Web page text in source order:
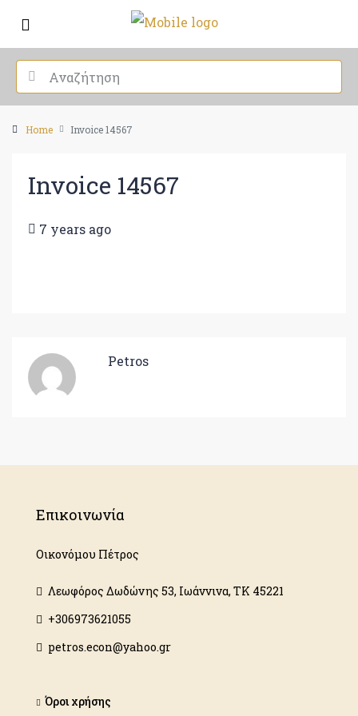
Home Invoice 14567
Invoice 14567
7 years ago
Petros
Επικοινωνία
Οικονόμου Πέτρος
Λεωφόρος Δωδώνης 53, Ιωάννινα, ΤΚ 45221
+306973621055
petros.econ@yahoo.gr
Όροι χρήσης